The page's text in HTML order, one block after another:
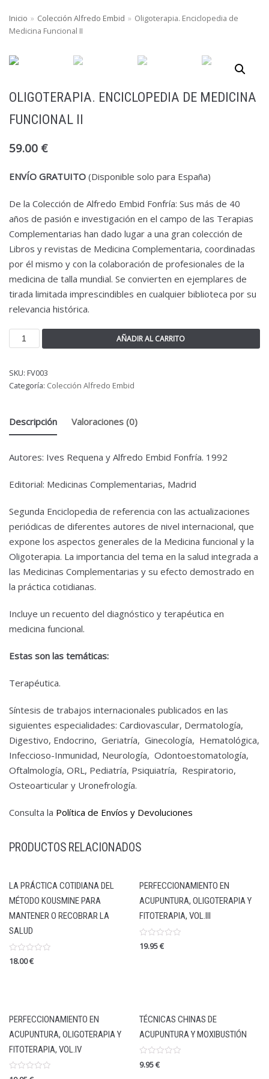
Saltar
contenido
Inicio » Colección Alfredo Embid » Oligoterapia. Enciclopedia de
Medicina Funcional II
OLIGOTERAPIA. ENCICLOPEDIA DE MEDICINA
FUNCIONAL II
59.00 €
ENVÍO GRATUITO (Disponible solo para España)
De la Colección de Alfredo Embid Fonfría: Sus más de 40
años de pasión e investigación en el campo de las Terapias
Complementarias han dado lugar a una gran colección de
Libros y revistas de Medicina Complementaria, coordinadas
por él mismo y con la colaboración de profesionales de la
medicina de talla mundial. Se convierten en ejemplares de
tirada limitada imprescindibles en cualquier biblioteca por su
relevancia histórica.
AÑADIR AL CARRITO
SKU: FV003
Categoría: Colección Alfredo Embid
Descripción Valoraciones (0)
Autores: Ives Requena y Alfredo Embid Fonfría. 1992
Editorial: Medicinas Complementarias, Madrid
Segunda Enciclopedia de referencia con las actualizaciones
periódicas de diferentes autores de nivel internacional, que
expone los aspectos generales de la Medicina funcional y la
Oligoterapia. La importancia del tema en la salud integrada a
las Medicinas Complementarias y su efecto demostrado en
la práctica cotidianas.
Incluye un recuento del diagnóstico y terapéutica en
medicina funcional.
Estas son las temáticas:
Terapéutica.
Síntesis de trabajos internacionales publicados en las
siguientes especialidades: Cardiovascular, Dermatología,
Digestivo, Endocrino, Geriatría, Ginecología, Hematológica,
Infeccioso-Inmunidad, Neurología, Odontoestomatología,
Oftalmología, ORL, Pediatría, Psiquiatría, Respiratorio,
Osteoarticular y Uronefrología.
Consulta la Política de Envíos y Devoluciones
PRODUCTOS RELACIONADOS
LA PRÁCTICA COTIDIANA DEL
MÉTODO KOUSMINE PARA
MANTENER O RECOBRAR LA
SALUD
Valorado
en
18.00€
PERFECCIONAMIENTO EN
ACUPUNTURA, OLIGOTERAPIA Y
FITOTERAPIA, VOL.III
Valorado
en
19.95€
PERFECCIONAMIENTO EN
ACUPUNTURA, OLIGOTERAPIA Y
FITOTERAPIA, VOL.IV
Valorado
TÉCNICAS CHINAS DE
ACUPUNTURA Y MOXIBUSTIÓN
Valorado
en
9.95€